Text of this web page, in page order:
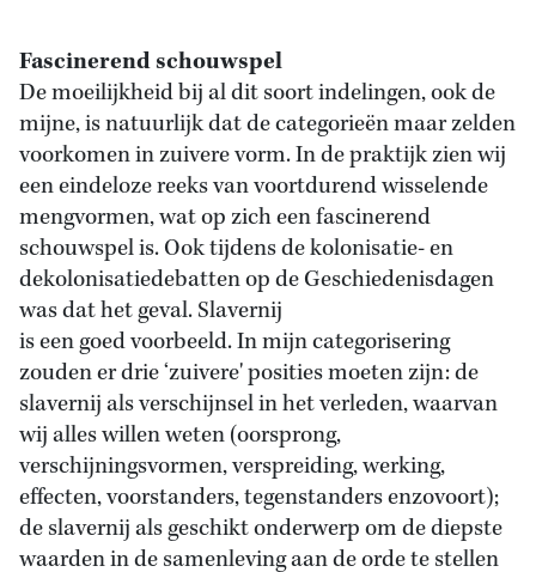
Fascinerend schouwspel
De moeilijkheid bij al dit soort indelingen, ook de
mijne, is natuurlijk dat de categorieën maar zelden
voorkomen in zuivere vorm. In de praktijk zien wij
een eindeloze reeks van voortdurend wisselende
mengvormen, wat op zich een fascinerend
schouwspel is. Ook tijdens de kolonisatie- en
dekolonisatiedebatten op de Geschiedenisdagen
was dat het geval. Slavernij
is een goed voorbeeld. In mijn categorisering
zouden er drie ‘zuivere' posities moeten zijn: de
slavernij als verschijnsel in het verleden, waarvan
wij alles willen weten (oorsprong,
verschijningsvormen, verspreiding, werking,
effecten, voorstanders, tegenstanders enzovoort);
de slavernij als geschikt onderwerp om de diepste
waarden in de samenleving aan de orde te stellen